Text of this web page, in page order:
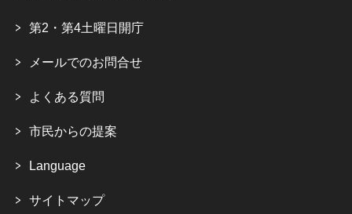
第2・第4土曜日開庁
メールでのお問合せ
よくある質問
市民からの提案
Language
サイトマップ